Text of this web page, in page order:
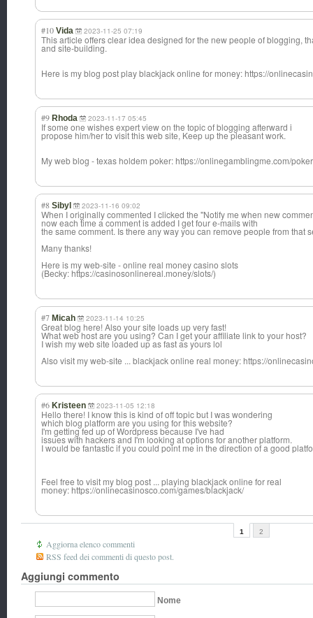
#10 Vida 2023-11-25 07:19
This article offers clear idea designed for the new people of blogging,
and site-building.
Here is my blog post play blackjack online for money: https://
#9 Rhoda 2023-11-17 05:45
If some one wishes expert view on the topic of blogging afterward i
propose him/her to visit this web site, Keep up the pleasant work.
My web blog - texas holdem poker: https://onlinegamblingme.com/
#8 Sibyl 2023-11-16 09:02
When I originally commented I clicked the "Notify me when new
now each time a comment is added I get four e-mails with
the same comment. Is there any way you can remove people from that
Many thanks!
Here is my web-site - online real money casino slots
(Becky: https://casinosonlinereal.money/slots/)
#7 Micah 2023-11-14 10:25
Great blog here! Also your site loads up very fast!
What web host are you using? Can I get your affiliate link to your host?
I wish my web site loaded up as fast as yours lol
Also visit my web-site ... blackjack online real money: https://
#6 Kristeen 2023-11-05 12:18
Hello there! I know this is kind of off topic but I was wondering
which blog platform are you using for this website?
I'm getting fed up of Wordpress because I've had
issues with hackers and I'm looking at options for another platform.
I would be fantastic if you could point me in the direction of a good
Feel free to visit my blog post ... playing blackjack online for real
money: https://onlinecasinosco.com/games/blackjack/
1 2
Aggiorna elenco commenti
RSS feed dei commenti di questo post.
Aggiungi commento
Nome